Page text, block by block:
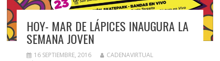
HOY- MAR DE LÁPICES INAUGURA LA
SEMANA JOVEN
16 SEPTIEMBRE, 2016
CADENAVIRTUAL